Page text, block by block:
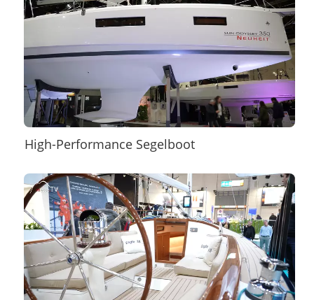
High-Performance Segelboot